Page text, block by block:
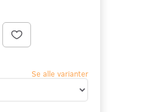
Se alle varianter